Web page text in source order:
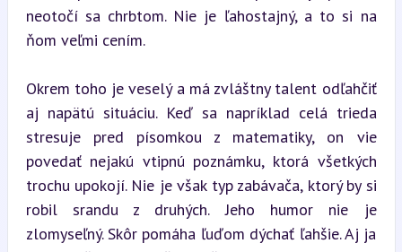
neotočí sa chrbtom. Nie je ľahostajný, a to si na
ňom veľmi cením.
Okrem toho je veselý a má zvláštny talent odľahčiť
aj napätú situáciu. Keď sa napríklad celá trieda
stresuje pred písomkou z matematiky, on vie
povedať nejakú vtipnú poznámku, ktorá všetkých
trochu upokojí. Nie je však typ zabávača, ktorý by si
robil srandu z druhých. Jeho humor nie je
zlomyseľný. Skôr pomáha ľuďom dýchať ľahšie. Aj ja